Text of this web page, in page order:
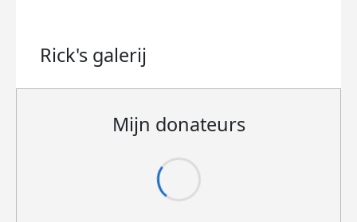
Rick's galerij
Mijn donateurs